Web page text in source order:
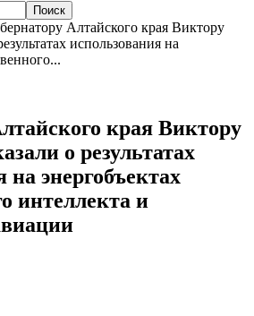
Алтайского края Виктору
использования на
края Виктору
о результатах
на энергобъектах
интеллекта и